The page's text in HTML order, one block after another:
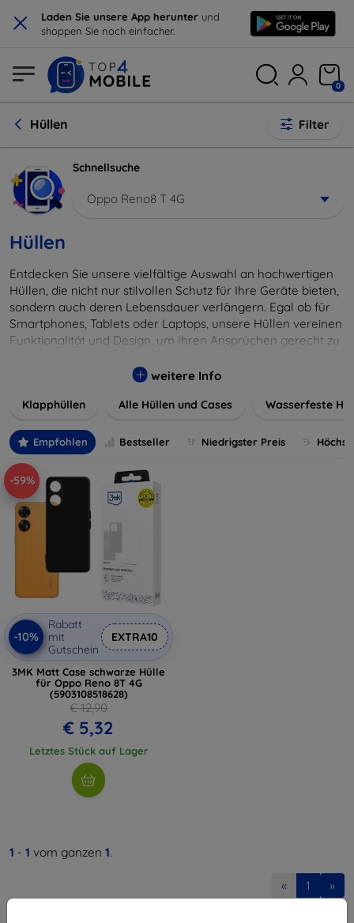
× Laden Sie unsere App herunter und
shoppen Sie noch einfacher.
0
Hüllen Filter
Schnellsuche
Oppo Reno8 T 4G
Hüllen
Entdecken Sie unsere vielfältige Auswahl an hochwertigen
Hüllen, die nicht nur stilvollen Schutz für Ihre Geräte bieten,
sondern auch deren Lebensdauer verlängern. Egal ob für
Smartphones, Tablets oder Laptops, unsere Hüllen vereinen
Funktionalität und Design, um Ihren Ansprüchen gerecht zu
Farben, um Ihren persönlichen Stil perfekt zu
weitere Info
Klapphüllen Alle Hüllen und Cases Wasserfeste
Empfohlen Bestseller Niedrigster Preis
-59%
-10%
Rabatt
mit
Gutschein
EXTRA10
3MK Matt Case schwarze Hülle
für Oppo Reno 8T 4G
(5903108518628)
€ 12,90
€ 5,32
Letztes Stück auf Lager
1 - 1 vom ganzen 1.
« 1 »